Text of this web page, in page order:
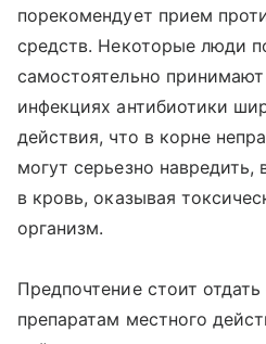
порекомендует прием
средств. Некоторые люди
самостоятельно
инфекциях антибиотики
действия, что в корне
могут серьезно навредить,
в кровь, оказывая
организм.
Предпочтение стоит
препаратам местного